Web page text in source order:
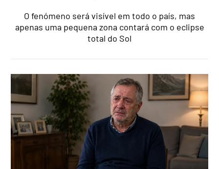
O fenómeno será visível em todo o país, mas
apenas uma pequena zona contará com o eclipse
total do Sol